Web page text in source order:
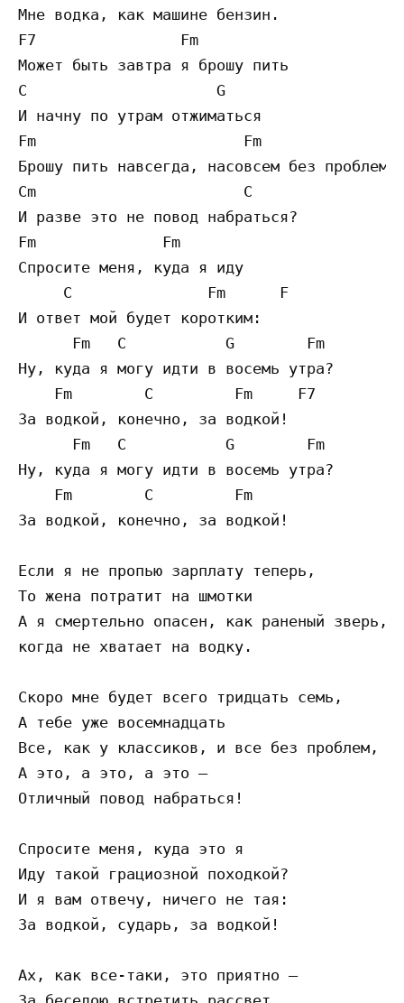
Мне водка, как машине бензин.
F7                Fm
Может быть завтра я брошу пить
C                     G
И начну по утрам отжиматься
Fm                       Fm
Брошу пить навсегда, насовсем без проблем
Cm                       C
И разве это не повод набраться?
Fm              Fm
Спросите меня, куда я иду
     C               Fm      F
И ответ мой будет коротким:
      Fm   C           G        Fm
Ну, куда я могу идти в восемь утра?
    Fm        C         Fm     F7
За водкой, конечно, за водкой!
      Fm   C           G        Fm
Ну, куда я могу идти в восемь утра?
    Fm        C         Fm
За водкой, конечно, за водкой!
Если я не пропью зарплату теперь,
То жена потратит на шмотки
А я смертельно опасен, как раненый зверь,
когда не хватает на водку.
Скоро мне будет всего тридцать семь,
А тебе уже восемнадцать
Все, как у классиков, и все без проблем,
А это, а это, а это –
Отличный повод набраться!
Спросите меня, куда это я
Иду такой грациозной походкой?
И я вам отвечу, ничего не тая:
За водкой, сударь, за водкой!
Ах, как все-таки, это приятно –